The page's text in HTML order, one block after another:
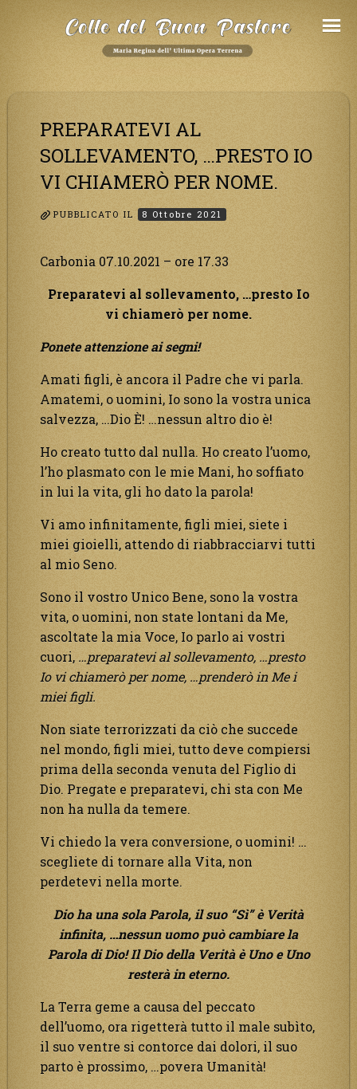
PREPARATEVI AL
SOLLEVAMENTO, …PRESTO IO
VI CHIAMERÒ PER NOME.
PUBBLICATO IL 8 Ottobre 2021
Carbonia 07.10.2021 – ore 17.33
Preparatevi al sollevamento, …presto Io
vi chiamerò per nome.
Ponete attenzione ai segni!
Amati figli, è ancora il Padre che vi parla.
Amatemi, o uomini, Io sono la vostra unica
salvezza, …Dio È! …nessun altro dio è!
Ho creato tutto dal nulla. Ho creato l’uomo,
l’ho plasmato con le mie Mani, ho soffiato
in lui la vita, gli ho dato la parola!
Vi amo infinitamente, figli miei, siete i
miei gioielli, attendo di riabbracciarvi tutti
al mio Seno.
Sono il vostro Unico Bene, sono la vostra
vita, o uomini, non state lontani da Me,
ascoltate la mia Voce, Io parlo ai vostri
cuori, …preparatevi al sollevamento, …presto
Io vi chiamerò per nome, …prenderò in Me i
miei figli.
Non siate terrorizzati da ciò che succede
nel mondo, figli miei, tutto deve compiersi
prima della seconda venuta del Figlio di
Dio. Pregate e preparatevi, chi sta con Me
non ha nulla da temere.
Vi chiedo la vera conversione, o uomini! …
scegliete di tornare alla Vita, non
perdetevi nella morte.
Dio ha una sola Parola, il suo “Sì” è Verità
infinita, …nessun uomo può cambiare la
Parola di Dio! Il Dio della Verità è Uno e Uno
resterà in eterno.
La Terra geme a causa del peccato
dell’uomo, ora rigetterà tutto il male subìto,
il suo ventre si contorce dai dolori, il suo
parto è prossimo, …povera Umanità!